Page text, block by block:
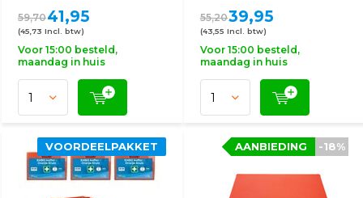
59,7041,95
(45,73 Incl. btw)
Voor 15:00 besteld,
maandag in huis
55,2039,95
(43,55 Incl. btw)
Voor 15:00 besteld,
maandag in huis
VOORDEELPAKKET -18%
AANBIEDING